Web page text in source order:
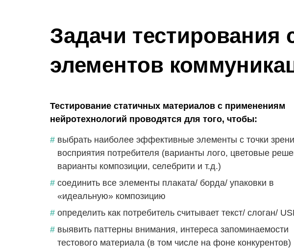
Задачи тестирования
элементов
Тестирование статичных материалов с применениям
нейротехнологий проводятся для того, чтобы:
выбрать наиболее эффективные элементы с точки
восприятия потребителя (варианты лого, цветовые
варианты композиции, селебрити и т.д.)
соединить все элементы плаката/ борда/ упаковки в
«идеальную» композицию
определить как потребитель считывает текст/ слоган/
выявить паттерны внимания, интереса запоминаемости
тестового материала (в том числе на фоне конкурентов)